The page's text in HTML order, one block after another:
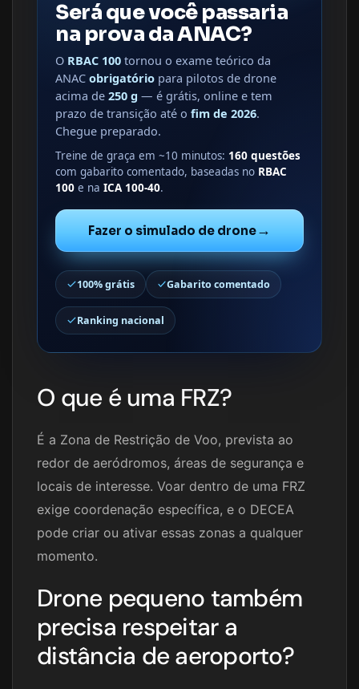
Será que você passaria
na prova da ANAC?
O RBAC 100 tornou o exame teórico da
ANAC obrigatório para pilotos de drone
acima de 250 g — é grátis, online e tem
prazo de transição até o fim de 2026.
Chegue preparado.
Treine de graça em ~10 minutos: 160 questões
com gabarito comentado, baseadas no RBAC
100 e na ICA 100-40.
Fazer o simulado de drone→
100% grátis Gabarito comentado
Ranking nacional
O que é uma FRZ?
É a Zona de Restrição de Voo, prevista ao
redor de aeródromos, áreas de segurança e
locais de interesse. Voar dentro de uma FRZ
exige coordenação específica, e o DECEA
pode criar ou ativar essas zonas a qualquer
momento.
Drone pequeno também
precisa respeitar a
distância de aeroporto?